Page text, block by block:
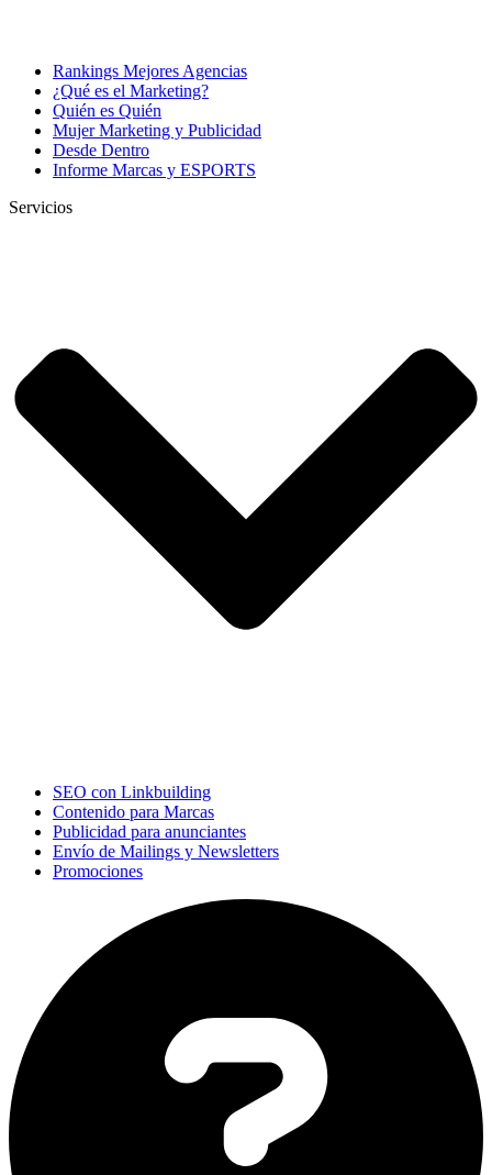
Rankings Mejores Agencias
¿Qué es el Marketing?
Quién es Quién
Mujer Marketing y Publicidad
Desde Dentro
Informe Marcas y ESPORTS
Servicios
SEO con Linkbuilding
Contenido para Marcas
Publicidad para anunciantes
Envío de Mailings y Newsletters
Promociones